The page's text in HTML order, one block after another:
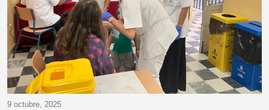
9 octubre, 2025